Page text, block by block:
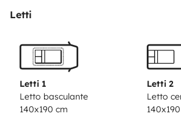
Letti
Letti 1
Letto basculante
140x190 cm
Letti 2
Letto